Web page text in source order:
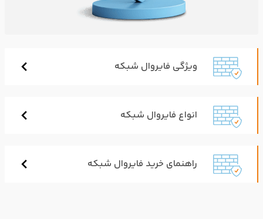
ویژگی فایروال شبکه
انواع فایروال شبکه
راهنمای خرید فایروال شبکه